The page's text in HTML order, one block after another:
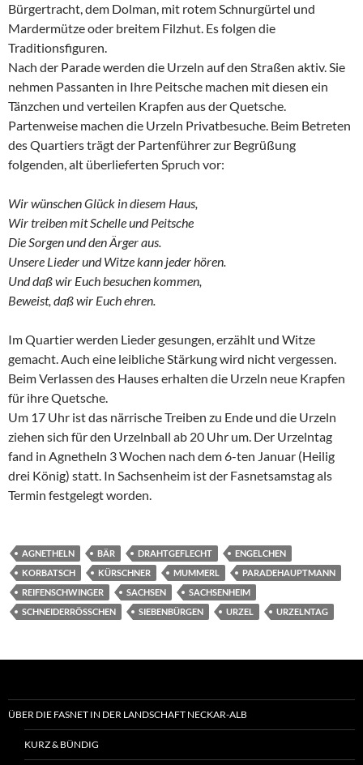
Bürgertracht, dem Dolman, mit rotem Schnurgürtel und
Mardermütze oder breitem Filzhut. Es folgen die
Traditionsfiguren.
Nach der Parade werden die Urzeln auf den Straßen aktiv. Sie
nehmen Passanten in Ihre Peitsche machen mit diesen ein
Tänzchen und verteilen Krapfen aus der Quetsche.
Partenweise machen die Urzeln Privatbesuche. Beim Betreten
des Quartiers trägt der Partenführer zur Begrüßung
folgenden, alt überlieferten Spruch vor:
Wir wünschen Glück in diesem Haus,
Wir treiben mit Schelle und Peitsche
Die Sorgen und den Ärger aus.
Unsere Lieder und Witze kann jeder hören.
Und daß wir Euch besuchen kommen,
Beweist, daß wir Euch ehren.
Im Quartier werden Lieder gesungen, erzählt und Witze
gemacht. Auch eine leibliche Stärkung wird nicht vergessen.
Beim Verlassen des Hauses erhalten die Urzeln neue Krapfen
für ihre Quetsche.
Um 17 Uhr ist das närrische Treiben zu Ende und die Urzeln
ziehen sich für den Urzelnball ab 20 Uhr um. Der Urzelntag
fand in Agnetheln 3 Wochen nach dem 6-ten Januar (Heilig
drei König) statt. In Sachsenheim ist der Fasnetsamstag als
Termin festgelegt worden.
AGNETHELN BÄR DRAHTGEFLECHT
ENGELCHEN
KORBATSCH
KÜRSCHNER MUMMERL
PARADEHAUPTMANN
REIFENSCHWINGER
SACHSEN
SACHSENHEIM
SCHNEIDERRÖSSCHEN
SIEBENBÜRGEN URZEL URZELNTAG
ÜBER DIE FASNET IN DER LANDSCHAFT NECKAR-ALB
KURZ & BÜNDIG